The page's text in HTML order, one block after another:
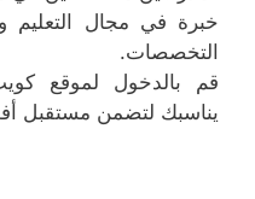
خبرة في مجال التعليم
التخصصات.
قم بالدخول لموقع
يناسبك لتضمن مستقبل